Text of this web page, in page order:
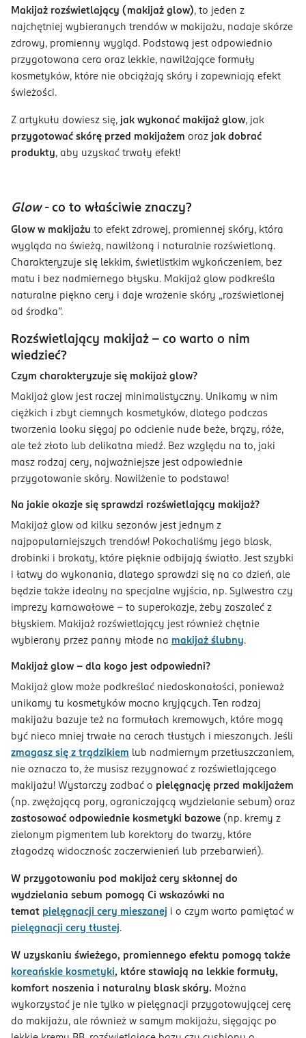
Makijaż rozświetlający ( makijaż glow), to jeden z
najchętniej wybieranych trendów w makijażu, nadaje skórze
zdrowy, promienny wygląd. Podstawą jest odpowiednio
przygotowana cera oraz lekkie, nawilżające formuły
kosmetyków, które nie obciążają skóry i zapewniają efekt
świeżości.
Z artykułu dowiesz się, jak wykonać makijaż glow, jak
przygotować skórę przed makijażem oraz jak dobrać
produkty, aby uzyskać trwały efekt!
Glow- co to właściwie znaczy?
Glow w makijażu to efekt zdrowej, promiennej skóry, która
wygląda na świeżą, nawilżoną i naturalnie rozświetloną.
Charakteryzuje się lekkim, świetlistkim wykończeniem, bez
matu i bez nadmiernego błysku. Makijaż glow podkreśla
naturalne piękno cery i daje wrażenie skóry „rozświetlonej
od środka”.
Rozświetlający makijaż - co warto o nim
wiedzieć?
Czym charakteryzuje się makijaż glow?
Makijaż glow jest raczej minimalistyczny. Unikamy w nim
ciężkich i zbyt ciemnych kosmetyków, dlatego podczas
tworzenia looku sięgaj po odcienie nude beże, brązy, róże,
ale też złoto lub delikatna miedź. Bez względu na to, jaki
masz rodzaj cery, najważniejsze jest odpowiednie
przygotowanie skóry. Nawilżenie to podstawa!
Na jakie okazje się sprawdzi rozświetlający makijaż?
Makijaż glow od kilku sezonów jest jednym z
najpopularniejszych trendów! Pokochaliśmy jego blask,
drobinki i brokaty, które pięknie odbijają światło. Jest szybki
i łatwy do wykonania, dlatego sprawdzi się na co dzień, ale
będzie także idealny na specjalne wyjścia, np. Sylwestra czy
imprezy karnawałowe - to superokazje, żeby zaszaleć z
błyskiem. Makijaż rozświetlający jest również chętnie
wybierany przez panny młode na makijaż ślubny.
Makijaż glow - dla kogo jest odpowiedni?
Makijaż glow może podkreślać niedoskonałości, ponieważ
unikamy tu kosmetyków mocno kryjących. Ten rodzaj
makijażu bazuje też na formułach kremowych, które mogą
być nieco mniej trwałe na cerach tłustych i mieszanych. Jeśli
zmagasz się z trądzikiem lub nadmiernym przetłuszczaniem,
nie oznacza to, że musisz rezygnować z rozświetlającego
makijażu! Wystarczy zadbać o pielęgnację przed makijażem
(np. zwężającą pory, ograniczającą wydzielanie sebum) oraz
zastosować odpowiednie kosmetyki bazowe (np. kremy z
zielonym pigmentem lub korektory do twarzy, które
złagodzą widocznośc zaczerwienień lub przebarwień).
W przygotowaniu pod makijaż cery skłonnej do
wydzielania sebum pomogą Ci wskazówki na
temat pielęgnacji cery mieszanej i o czym warto pamiętać w
pielęgnacji cery tłustej.
W uzyskaniu świeżego, promiennego efektu pomogą także
koreańskie kosmetyki, które stawiają na lekkie formuły,
komfort noszenia i naturalny blask skóry. Można
wykorzystać je nie tylko w pielęgnacji przygotowującej cerę
do makijażu, ale również w samym makijażu, sięgając po